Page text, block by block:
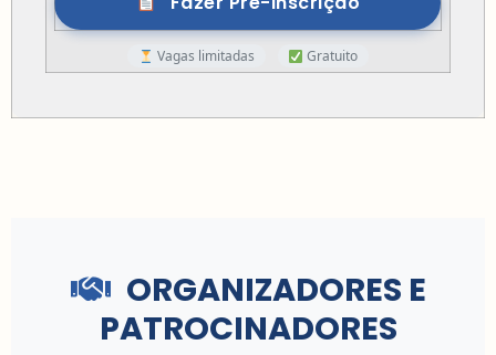
Vagas limitadas Gratuito
ORGANIZADORES E
PATROCINADORES